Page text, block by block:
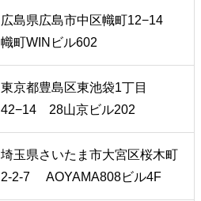
広島県広島市中区幟町12−14
幟町WINビル602
東京都豊島区東池袋1丁目
42−14 28山京ビル202
埼玉県さいたま市大宮区桜木町
2-2-7 AOYAMA808ビル4F